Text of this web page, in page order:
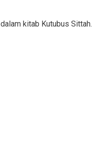
kitab Kutubus Sittah.